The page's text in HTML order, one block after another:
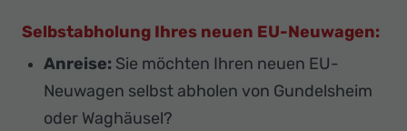
Selbstabholung Ihres neuen EU-Neuwagen:
Anreise: Sie möchten Ihren neuen EU-
Neuwagen selbst abholen von Gundelsheim
oder Waghäusel?